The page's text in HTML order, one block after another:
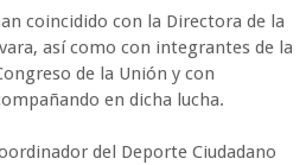
coincidido con la Directora de la
así como con integrantes de la
de la Unión y con
en dicha lucha.
del Deporte Ciudadano